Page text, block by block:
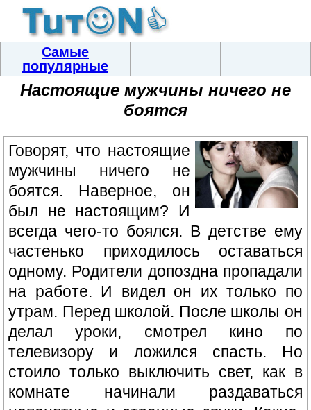
Самые
популярные
Настоящие мужчины ничего не
боятся
Говорят, что настоящие
мужчины ничего не
боятся. Наверное, он
был не настоящим? И
всегда чего-то боялся. В детстве ему
частенько приходилось оставаться
одному. Родители допоздна пропадали
на работе. И видел он их только по
утрам. Перед школой. После школы он
делал уроки, смотрел кино по
телевизору и ложился спасть. Но
стоило только выключить свет, как в
комнате начинали раздаваться